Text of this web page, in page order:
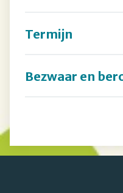
Termijn
Bezwaar en